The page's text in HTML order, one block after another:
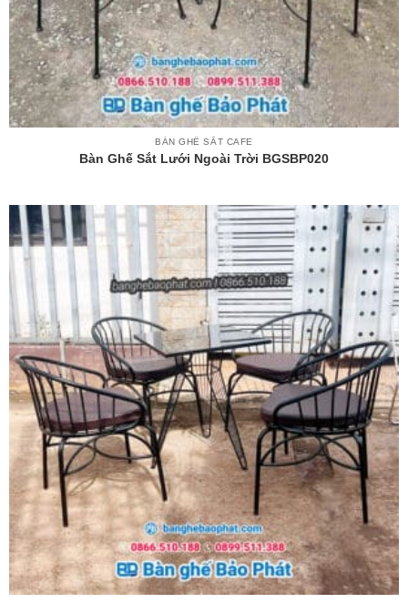
BÀN GHẾ SẮT CAFE
Bàn Ghế Sắt Lưới Ngoài Trời BGSBP020